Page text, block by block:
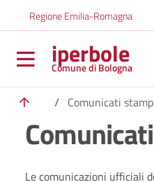
Regione Emilia-Romagna
iperbole
Comune di Bologna
/ Comunicati
Le comunicazioni ufficiali